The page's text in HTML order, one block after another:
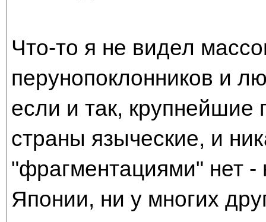
Что-то я не видел
перунопоклонников и
если и так, крупнейшие
страны языческие, и
"фрагментациями" нет -
Японии, ни у многих